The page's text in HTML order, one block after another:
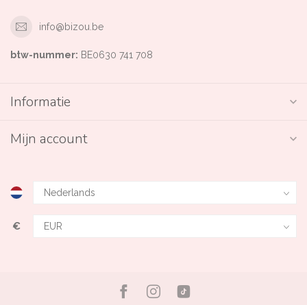
info@bizou.be
btw-nummer: BE0630 741 708
Informatie
Mijn account
€